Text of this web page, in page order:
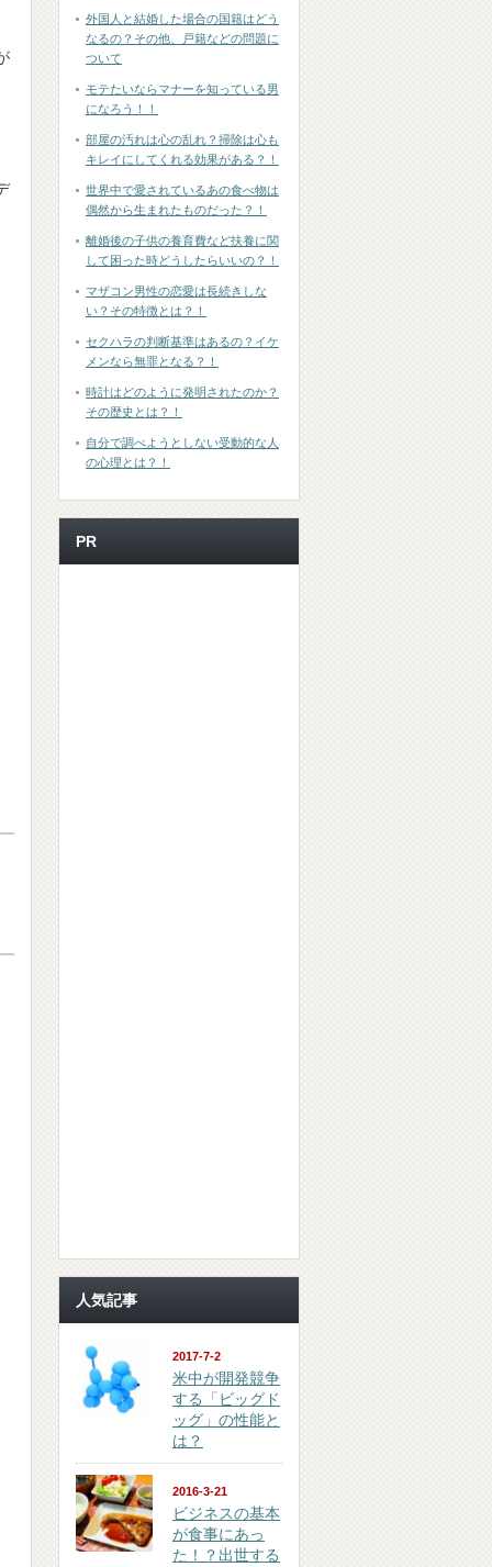
外国人と結婚した場合の国籍はどう
なるの？その他、戸籍などの問題に
ついて
モテたいならマナーを知っている男
になろう！！
部屋の汚れは心の乱れ？掃除は心も
キレイにしてくれる効果がある？！
世界中で愛されているあの食べ物は
偶然から生まれたものだった？！
離婚後の子供の養育費など扶養に関
して困った時どうしたらいいの？！
マザコン男性の恋愛は長続きしな
い？その特徴とは？！
セクハラの判断基準はあるの？イケ
メンなら無罪となる？！
時計はどのように発明されたのか？
その歴史とは？！
自分で調べようとしない受動的な人
の心理とは？！
PR
人気記事
2017-7-2
米中が開発競争
する「ビッグド
ッグ」の性能と
は？
2016-3-21
ビジネスの基本
が食事にあっ
た！？出世する